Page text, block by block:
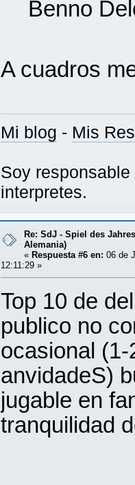
Benno
A cuadros
Mi blog - Mis
Soy
interpretes.
Re: SdJ - Spiel des
Alemania)
« Respuesta #6 en: 06 de
12:11:29 »
Top 10 de
publico no
ocasional
anvidadeS)
jugable en
tranquilidad